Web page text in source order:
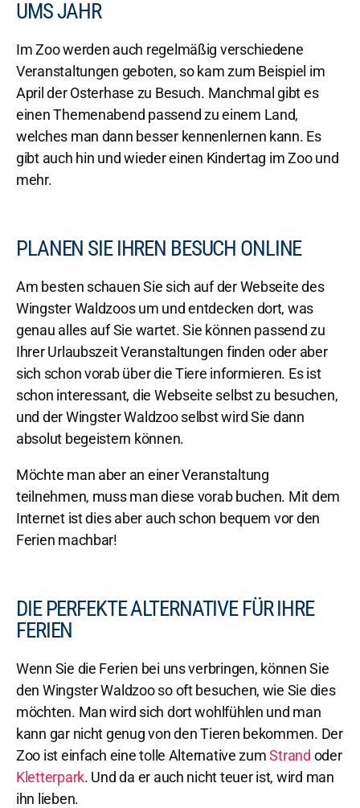
UMS JAHR
Im Zoo werden auch regelmäßig verschiedene
Veranstaltungen geboten, so kam zum Beispiel im
April der Osterhase zu Besuch. Manchmal gibt es
einen Themenabend passend zu einem Land,
welches man dann besser kennenlernen kann. Es
gibt auch hin und wieder einen Kindertag im Zoo und
mehr.
PLANEN SIE IHREN BESUCH ONLINE
Am besten schauen Sie sich auf der Webseite des
Wingster Waldzoos um und entdecken dort, was
genau alles auf Sie wartet. Sie können passend zu
Ihrer Urlaubszeit Veranstaltungen finden oder aber
sich schon vorab über die Tiere informieren. Es ist
schon interessant, die Webseite selbst zu besuchen,
und der Wingster Waldzoo selbst wird Sie dann
absolut begeistern können.
Möchte man aber an einer Veranstaltung
teilnehmen, muss man diese vorab buchen. Mit dem
Internet ist dies aber auch schon bequem vor den
Ferien machbar!
DIE PERFEKTE ALTERNATIVE FÜR IHRE
FERIEN
Wenn Sie die Ferien bei uns verbringen, können Sie
den Wingster Waldzoo so oft besuchen, wie Sie dies
möchten. Man wird sich dort wohlfühlen und man
kann gar nicht genug von den Tieren bekommen. Der
Zoo ist einfach eine tolle Alternative zumStrand oder
Kletterpark. Und da er auch nicht teuer ist, wird man
ihn lieben.